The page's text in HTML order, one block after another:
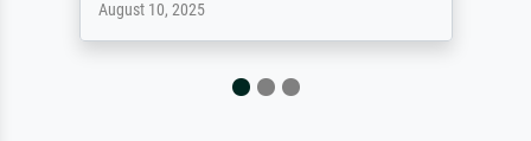
November 9, 2025